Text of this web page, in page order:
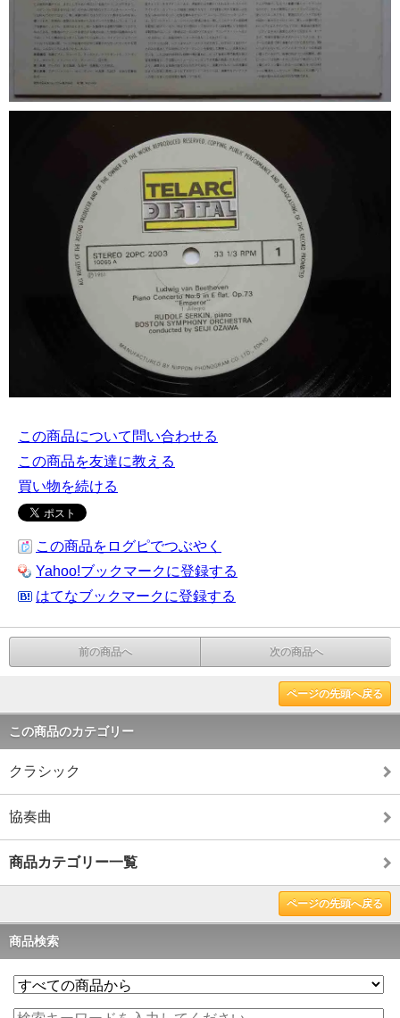
この商品について問い合わせる
この商品を友達に教える
買い物を続ける
この商品をログピでつぶやく
Yahoo!ブックマークに登録する
はてなブックマークに登録する
前の商品へ 次の商品へ
ページの先頭へ戻る
この商品のカテゴリー
クラシック
協奏曲
商品カテゴリー一覧
ページの先頭へ戻る
商品検索